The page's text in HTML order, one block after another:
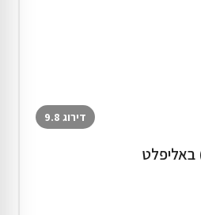
דירוג 9.8